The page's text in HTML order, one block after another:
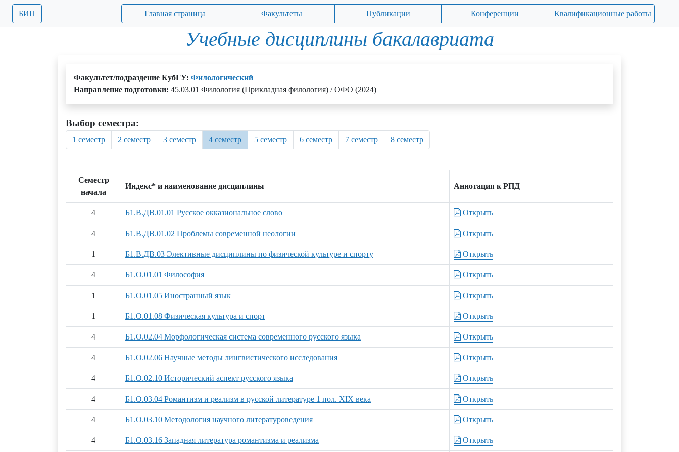
БИП Главная страница Факультеты Публикации Конференции Квалификационные работы
Учебные дисциплины бакалавриата
Факультет/подраздение КубГУ: Филологический
Направление подготовки: 45.03.01 Филология (Прикладная филология) / ОФО (2024)
Выбор семестра:
1 семестр 2 семестр 3 семестр 4 семестр 5 семестр 6 семестр 7 семестр 8 семестр
Семестр
начала
Индекс* и наименование дисциплины Аннотация к РПД
4 Б1.В.ДВ.01.01 Русское окказиональное слово Открыть
4 Б1.В.ДВ.01.02 Проблемы современной неологии Открыть
1 Б1.В.ДВ.03 Элективные дисциплины по физической культуре и спорту Открыть
4 Б1.О.01.01 Философия Открыть
1 Б1.О.01.05 Иностранный язык Открыть
1 Б1.О.01.08 Физическая культура и спорт Открыть
4 Б1.О.02.04 Морфологическая система современного русского языка Открыть
4 Б1.О.02.06 Научные методы лингвистического исследования Открыть
4 Б1.О.02.10 Исторический аспект русского языка Открыть
4 Б1.О.03.04 Романтизм и реализм в русской литературе 1 пол. XIX века Открыть
4 Б1.О.03.10 Методология научного литературоведения Открыть
4 Б1.О.03.16 Западная литература романтизма и реализма Открыть